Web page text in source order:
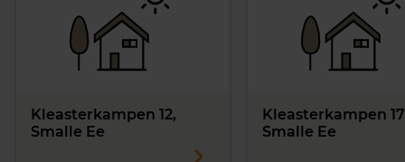
Kleasterkampen 12,
Smalle Ee
Kleasterkampen
Smalle Ee